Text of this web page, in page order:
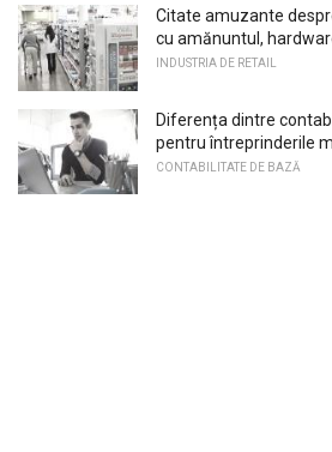
Citate amuzante
cu amănuntul,
INDUSTRIA DE RETAIL
Diferența dintre
pentru întreprinderile
CONTABILITATE DE BAZĂ